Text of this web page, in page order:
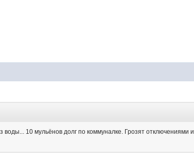
10 мульёнов долг по коммуналке. Грозят отключениями и